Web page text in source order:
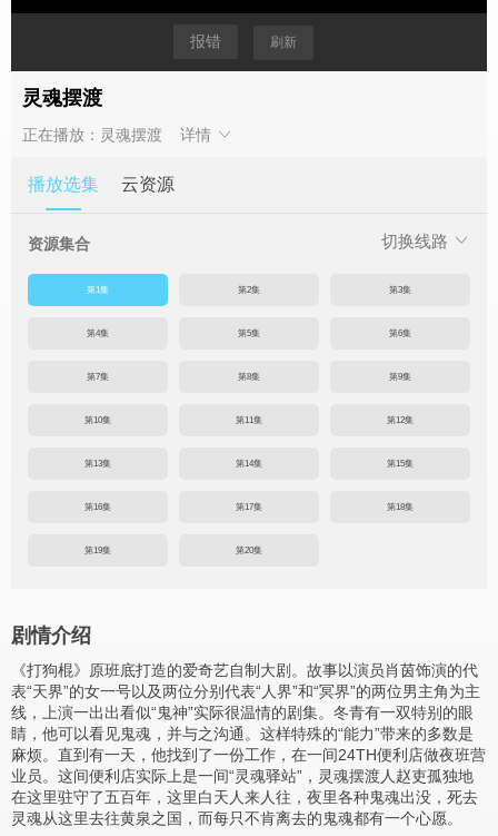
报错 刷新
灵魂摆渡
正在播放：灵魂摆渡 详情
播放选集 云资源
切换线路
资源集合
第1集 第2集 第3集
第4集 第5集 第6集
第7集 第8集 第9集
第10集 第11集 第12集
第13集 第14集 第15集
第16集 第17集 第18集
第19集 第20集
剧情介绍
《打狗棍》原班底打造的爱奇艺自制大剧。故事以演员肖茵饰演的代
表“天界”的女一号以及两位分别代表“人界”和“冥界”的两位男主角为主
线，上演一出出看似“鬼神”实际很温情的剧集。冬青有一双特别的眼
睛，他可以看见鬼魂，并与之沟通。这样特殊的“能力”带来的多数是
麻烦。直到有一天，他找到了一份工作，在一间24TH便利店做夜班营
业员。这间便利店实际上是一间“灵魂驿站”，灵魂摆渡人赵吏孤独地
在这里驻守了五百年，这里白天人来人往，夜里各种鬼魂出没，死去
灵魂从这里去往黄泉之国，而每只不肯离去的鬼魂都有一个心愿。